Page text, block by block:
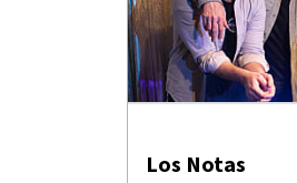
Los Notas